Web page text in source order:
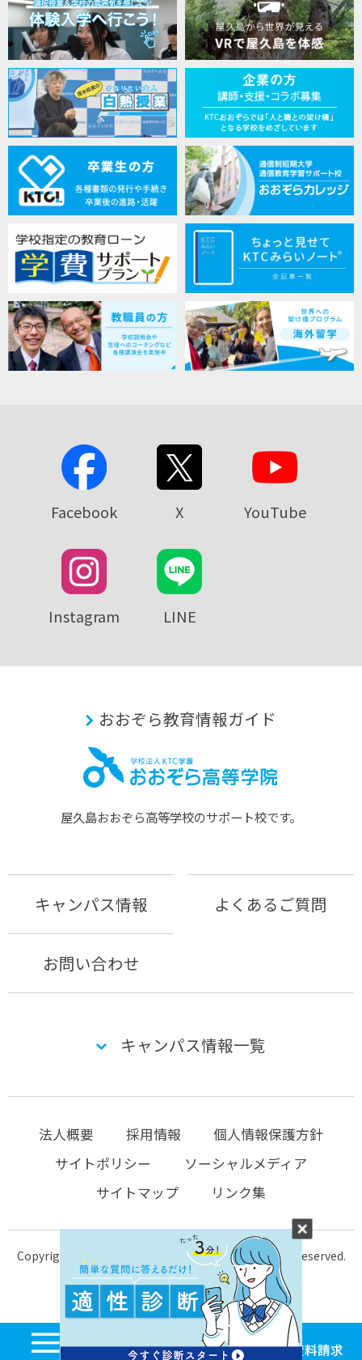
Facebook X YouTube
Instagram LINE
おおぞら教育情報ガイド
屋久島おおぞら⾼等学校のサポート校です。
キャンパス情報 よくあるご質問
お問い合わせ
キャンパス情報一覧
法人概要 採用情報
個人情報保護方針
サイトポリシー
ソーシャルメディア
サイトマップ
リンク集
Copyright © 2004-2026 KTC-school.com All Rights Reserved.